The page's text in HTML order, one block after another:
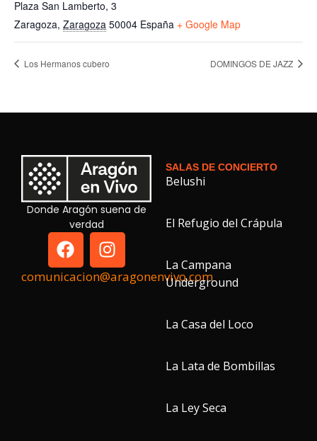
Plaza San Lamberto, 3
Zaragoza, Zaragoza 50004 España + Google Map
Los Hermanos cubero DOMINGOS DE JAZZ
Donde Aragón suena de
verdad
comunicacion@aragonenvivo.com
SALAS DE CONCIERTO
Belushi
El Refugio del Crápula
La Campana
Underground
La Casa del Loco
La Lata de Bombillas
La Ley Seca